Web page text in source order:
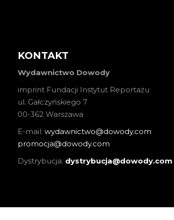
KONTAKT
Wydawnictwo Dowody
imprint Fundacji Instytut Reportażu
ul. Gałczyńskiego 7
00-362 Warszawa
E-mail: wydawnictwo@dowody.com
promocja@dowody.com
Dystrybucja: dystrybucja@dowody.com